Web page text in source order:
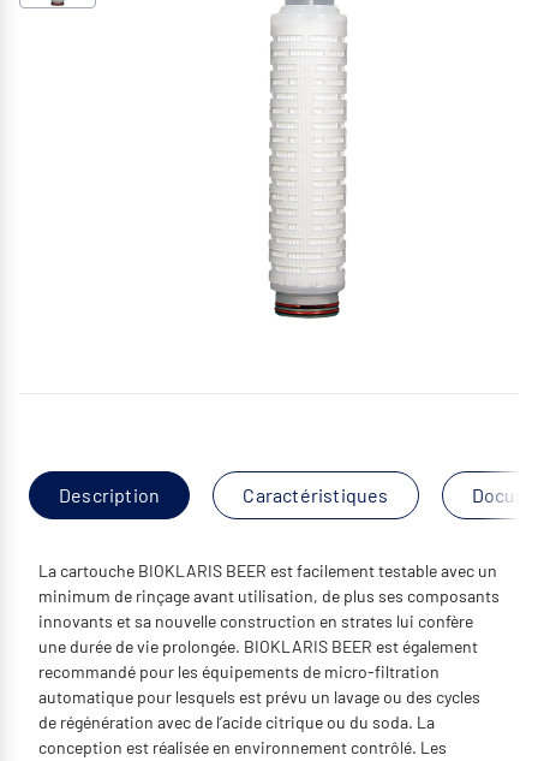
Description Caractéristiques
La cartouche BIOKLARIS BEER est facilement testable avec un
minimum de rinçage avant utilisation, de plus ses composants
innovants et sa nouvelle construction en strates lui confère
une durée de vie prolongée. BIOKLARIS BEER est également
recommandé pour les équipements de micro-filtration
automatique pour lesquels est prévu un lavage ou des cycles
de régénération avec de l’acide citrique ou du soda. La
conception est réalisée en environnement contrôlé. Les